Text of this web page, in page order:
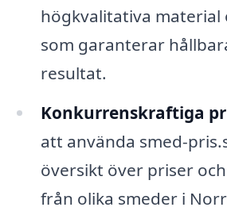
högkvalitativa material
som garanterar
resultat.
Konkurrenskraftiga
att använda smed-
översikt över priser
från olika smeder i